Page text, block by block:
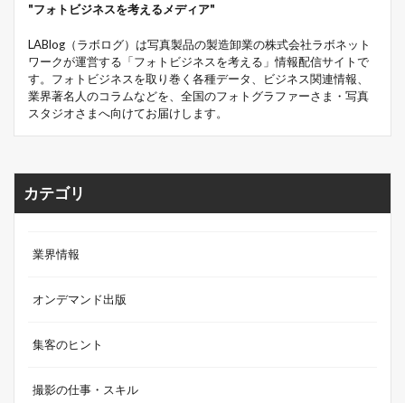
"フォトビジネスを考えるメディア"
LABlog（ラボログ）は写真製品の製造卸業の株式会社ラボネット
ワークが運営する「フォトビジネスを考える」情報配信サイトで
す。フォトビジネスを取り巻く各種データ、ビジネス関連情報、
業界著名人のコラムなどを、全国のフォトグラファーさま・写真
スタジオさまへ向けてお届けします。
カテゴリ
業界情報
オンデマンド出版
集客のヒント
撮影の仕事・スキル